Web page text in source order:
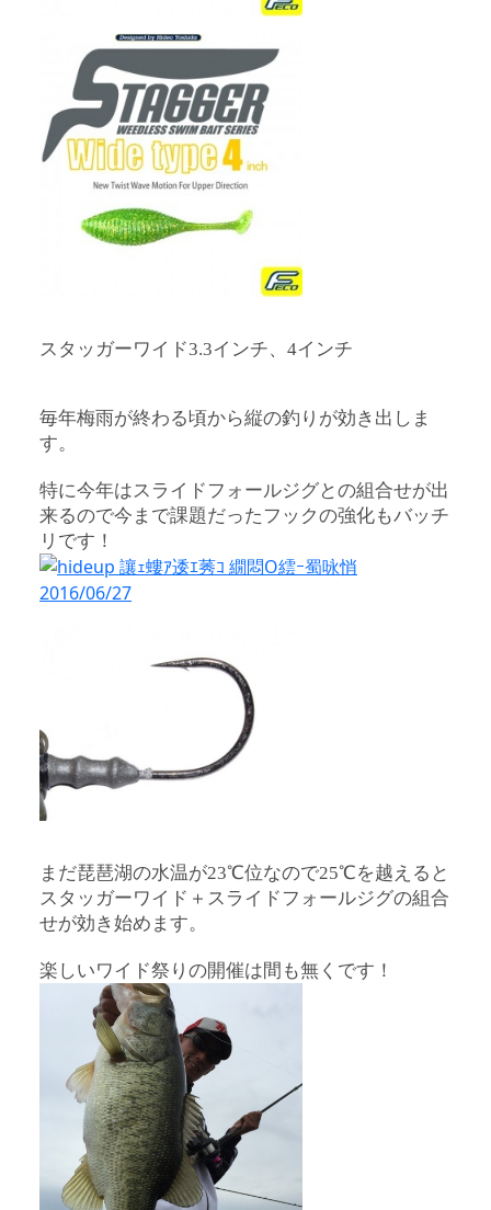
スタッガーワイド3.3インチ、4インチ
毎年梅雨が終わる頃から縦の釣りが効き出しま
す。
特に今年はスライドフォールジグとの組合せが出
来るので今まで課題だったフックの強化もバッチ
リです！
まだ琵琶湖の水温が23℃位なので25℃を越えると
スタッガーワイド＋スライドフォールジグの組合
せが効き始めます。
楽しいワイド祭りの開催は間も無くです！